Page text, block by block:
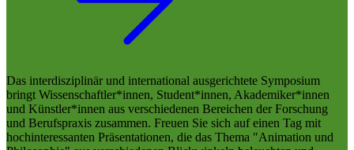
Das interdisziplinär und international ausgerichtete Symposium
bringt Wissenschaftler*innen, Student*innen, Akademiker*innen
und Künstler*innen aus verschiedenen Bereichen der Forschung
und Berufspraxis zusammen. Freuen Sie sich auf einen Tag mit
hochinteressanten Präsentationen, die das Thema "Animation und